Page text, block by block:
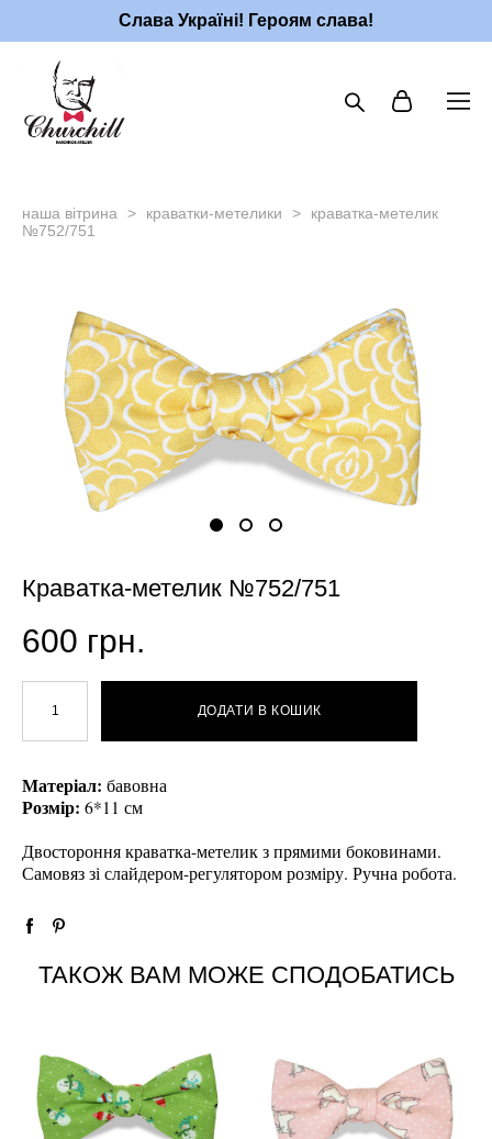
Слава Україні! Героям слава!
наша вітрина > краватки-метелики >
краватка-метелик
№752/751
Краватка-метелик №752/751
600 грн.
ДОДАТИ В КОШИК
Матеріал: бавовна
Розмір: 6*11 см
Двостороння краватка-метелик з прямими боковинами.
Самовяз зі слайдером-регулятором розміру. Ручна робота.
ТАКОЖ ВАМ МОЖЕ СПОДОБАТИСЬ